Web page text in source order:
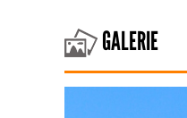
GALERIE